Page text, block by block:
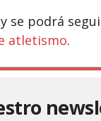
se podrá
atletismo.